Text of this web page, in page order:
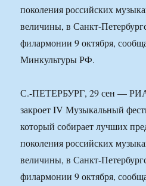
поколения российских
величины, в Санкт-
филармонии 9 октября,
Минкультуры РФ.
С.-ПЕТЕРБУРГ, 29 сен — РИА
закроет IV Музыкальный
который собирает лучших
поколения российских
величины, в Санкт-
филармонии 9 октября,